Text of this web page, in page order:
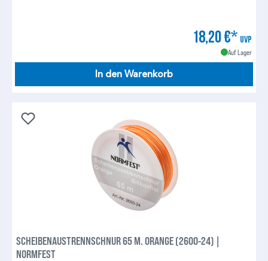
18,20 €* UVP
Auf Lager
In den Warenkorb
SCHEIBENAUSTRENNSCHNUR 65 M. ORANGE (2600-24) |
NORMFEST